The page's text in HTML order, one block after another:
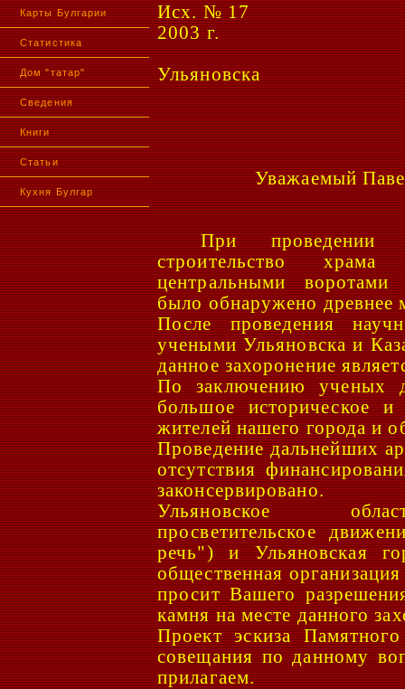
Карты Булгарии
Статистика
Дом "татар"
Сведения
Книги
Статьи
Кухня Булгар
Исх. № 17
2003 г.
Ульяновска
Уважаемый
При проведении
строительство
центральными воротами
было обнаружено древнее
После проведения
учеными Ульяновска и
данное захоронение
По заключению ученых
большое историческое и
жителей нашего города и
Проведение дальнейших
отсутствия
законсервировано.
Ульяновское
просветительское
речь") и Ульяновская
общественная
просит Вашего
камня на месте данного
Проект эскиза
совещания по данному
прилагаем.